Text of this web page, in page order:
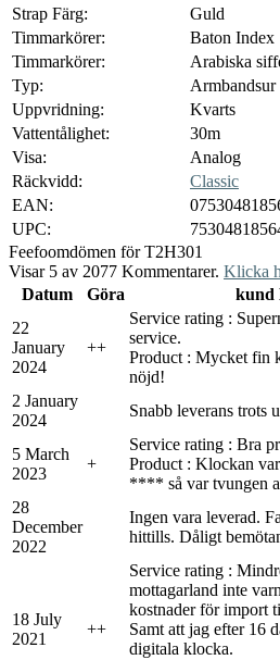
Strap Färg:
Guld
Timmarkörer:
Baton Index
Timmarkörer:
Arabiska
Typ:
Armbandsur
Uppvridning:
Kvarts
Vattentålighet:
30m
Visa:
Analog
Räckvidd:
Classic
EAN:
UPC:
Feefoomdömen för T2H301
Visar 5 av 2077 Kommentarer. Klicka
Datum
Göra
kund
22
January
2024
++
Service rating :
service.
Product : Mycket fin
nöjd!
2 January
2024
Snabb leverans trots
5 March
2023
+
Service rating : Bra
Product : Klockan
**** så var tvungen
28
December
2022
Ingen vara leverad.
hittills. Dåligt
18 July
2021
++
Service rating :
mottagarland inte
kostnader för import
Samt att jag efter 16
digitala klocka.